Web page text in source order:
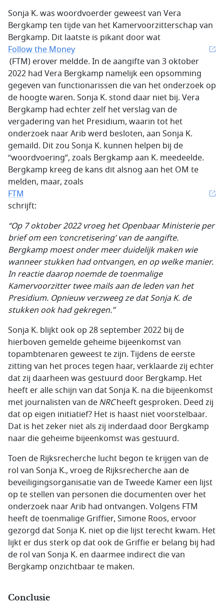
Sonja K. was woordvoerder geweest van Vera
Bergkamp ten tijde van het Kamervoorzitterschap van
Bergkamp. Dit laatste is pikant door wat
Follow the Money
(FTM) erover meldde. In de aangifte van 3 oktober
2022 had Vera Bergkamp namelijk een opsomming
gegeven van functionarissen die van het onderzoek op
de hoogte waren. Sonja K. stond daar niet bij. Vera
Bergkamp had echter zelf het verslag van de
vergadering van het Presidium, waarin tot het
onderzoek naar Arib werd besloten, aan Sonja K.
gemaild. Dit zou Sonja K. kunnen helpen bij de
“woordvoering”, zoals Bergkamp aan K. meedeelde.
Bergkamp kreeg de kans dit alsnog aan het OM te
melden, maar, zoals
FTM
schrijft:
“Op 7 oktober 2022 vroeg het Openbaar Ministerie per
brief om een ‘concretisering’ van de aangifte.
Bergkamp moest onder meer duidelijk maken wie
wanneer stukken had ontvangen, en op welke manier.
In reactie daarop noemde de toenmalige
Kamervoorzitter twee mails aan de leden van het
Presidium. Opnieuw verzweeg ze dat Sonja K. de
stukken ook had gekregen.”
Sonja K. blijkt ook op 28 september 2022 bij de
hierboven gemelde geheime bijeenkomst van
topambtenaren geweest te zijn. Tijdens de eerste
zitting van het proces tegen haar, verklaarde zij echter
dat zij daarheen was gestuurd door Bergkamp. Het
heeft er alle schijn van dat Sonja K. na die bijeenkomst
met journalisten van deNRCheeft gesproken. Deed zij
dat op eigen initiatief? Het is haast niet voorstelbaar.
Dat is het zeker niet als zij inderdaad door Bergkamp
naar die geheime bijeenkomst was gestuurd.
Toen de Rijksrecherche lucht begon te krijgen van de
rol van Sonja K., vroeg de Rijksrecherche aan de
beveiligingsorganisatie van de Tweede Kamer een lijst
op te stellen van personen die documenten over het
onderzoek naar Arib had ontvangen. Volgens FTM
heeft de toenmalige Griffier, Simone Roos, ervoor
gezorgd dat Sonja K. niet op die lijst terecht kwam. Het
lijkt er dus sterk op dat ook de Griffie er belang bij had
de rol van Sonja K. en daarmee indirect die van
Bergkamp onzichtbaar te maken.
Conclusie